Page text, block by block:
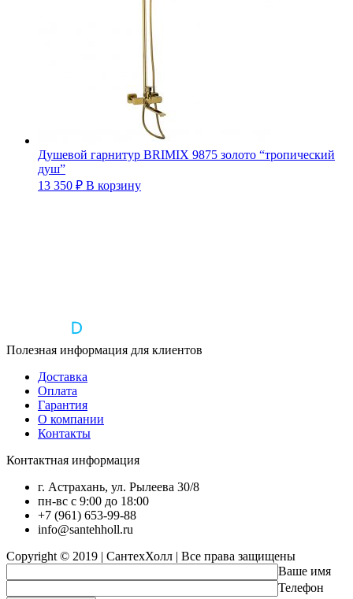
Душевой гарнитур BRIMIX 9875 золото “тропический
душ”
13 350 ₽ В корзину
Полезная информация для клиентов
Доставка
Оплата
Гарантия
О компании
Контакты
Контактная информация
г. Астрахань, ул. Рылеева 30/8
пн-вс с 9:00 до 18:00
+7 (961) 653-99-88
info@santehholl.ru
Copyright © 2019 | СантехХолл | Все права защищены
Ваше имя
Телефон